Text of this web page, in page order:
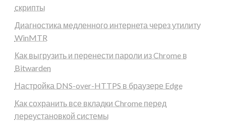
скрипты
Диагностика медленного интернета через утилиту
WinMTR
Как выгрузить и перенести пароли из Chrome в
Bitwarden
Настройка DNS-over-HTTPS в браузере Edge
Как сохранить все вкладки Chrome перед
переустановкой системы